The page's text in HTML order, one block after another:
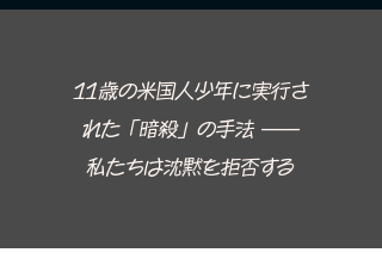
11歳の米国人少年に実行さ
れた「暗殺」の手法 ——
私たちは沈黙を拒否する